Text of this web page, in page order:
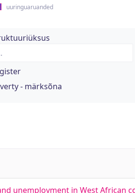
uuringuaruanded
- märksõna
unemployment in West African